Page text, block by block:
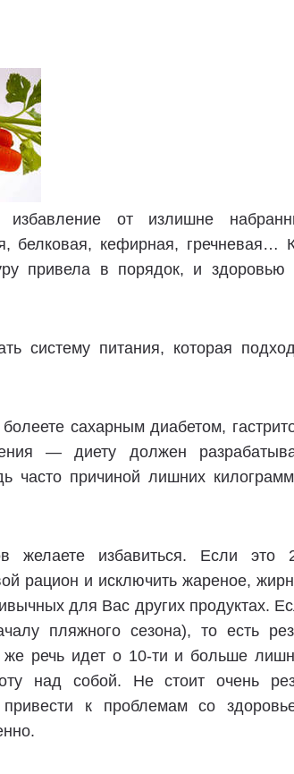
от излишне
белковая, кефирная, гречневая…
привела в порядок, и здоровью
систему питания, которая
сахарным диабетом,
— диету должен
часто причиной лишних
желаете избавиться. Если это
рацион и исключить жареное,
для Вас других продуктах.
пляжного сезона), то есть
же речь идет о 10-ти и больше
над собой. Не стоит очень
к проблемам со